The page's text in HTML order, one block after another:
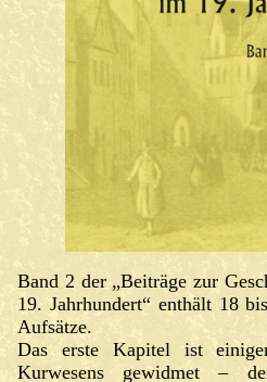
Band 2 der „Beiträge zur
19. Jahrhundert“ enthält 18
Aufsätze.
Das erste Kapitel ist
Kurwesens gewidmet –